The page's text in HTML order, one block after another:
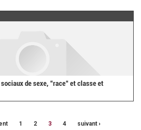
de sexe, “race“ et classe et
1 2 3 4 suivant ›